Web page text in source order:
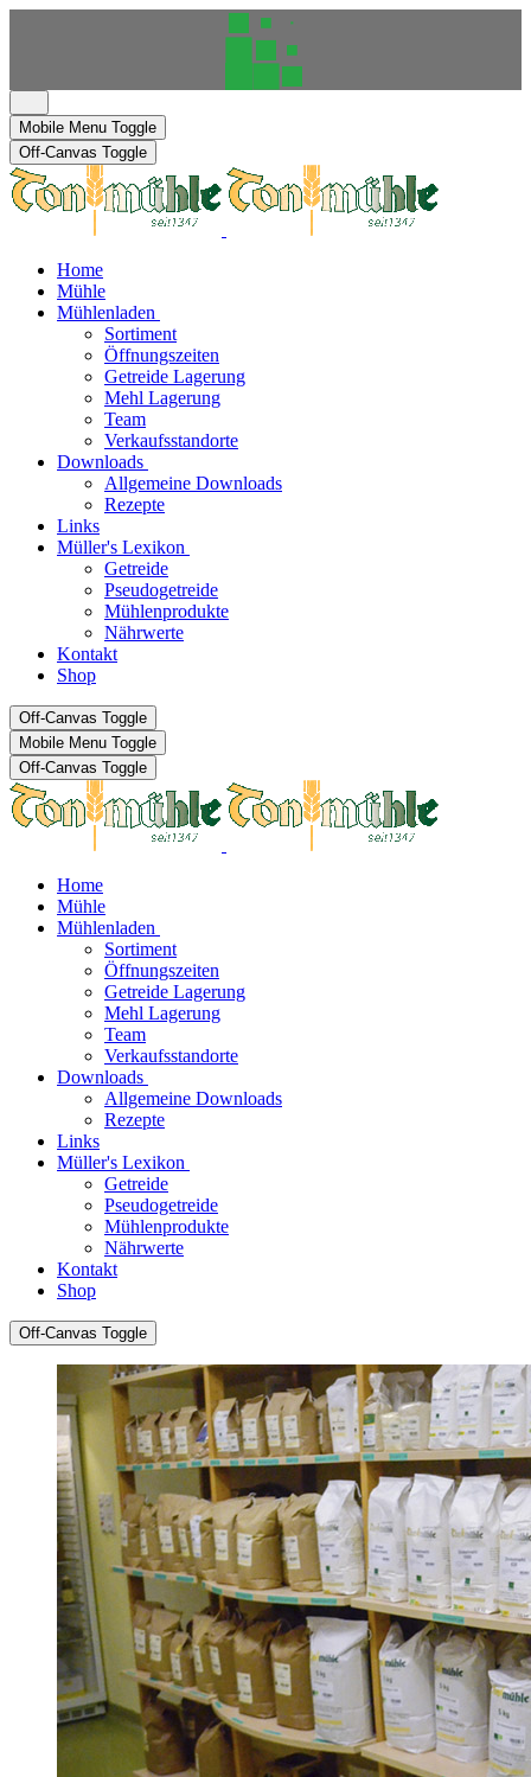
Mobile Menu Toggle
Off-Canvas Toggle
Home
Mühle
Mühlenladen
Sortiment
Öffnungszeiten
Getreide Lagerung
Mehl Lagerung
Team
Verkaufsstandorte
Downloads
Allgemeine Downloads
Rezepte
Links
Müller's Lexikon
Getreide
Pseudogetreide
Mühlenprodukte
Nährwerte
Kontakt
Shop
Off-Canvas Toggle
Mobile Menu Toggle
Off-Canvas Toggle
Home
Mühle
Mühlenladen
Sortiment
Öffnungszeiten
Getreide Lagerung
Mehl Lagerung
Team
Verkaufsstandorte
Downloads
Allgemeine Downloads
Rezepte
Links
Müller's Lexikon
Getreide
Pseudogetreide
Mühlenprodukte
Nährwerte
Kontakt
Shop
Off-Canvas Toggle